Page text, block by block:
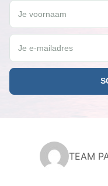
Wil jij elke vrijdag
Je voornaam
Je e-mailadres
TEAM